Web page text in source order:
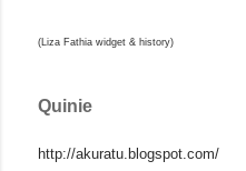
(Liza Fathia widget & history)
Quinie
http://akuratu.blogspot.com/